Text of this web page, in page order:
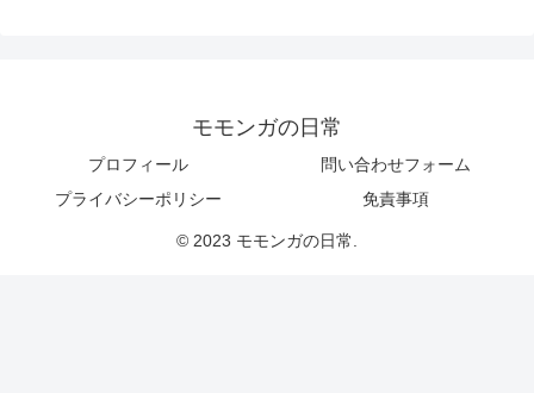
モモンガの日常
プロフィール
問い合わせフォーム
プライバシーポリシー
免責事項
© 2023 モモンガの日常.